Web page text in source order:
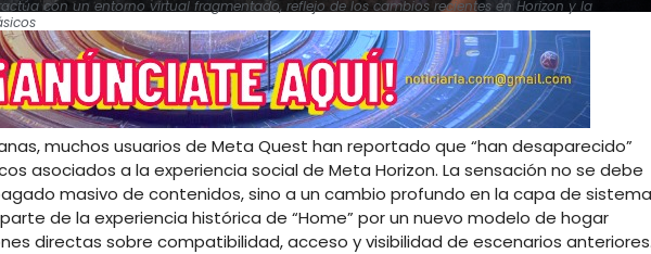
con un entorno virtual fragmentado, reflejo de los cambios recientes en Horizon y la
muchos usuarios de Meta Quest han reportado que “han desaparecido”
asociados a la experiencia social de Meta Horizon. La sensación no se debe
masivo de contenidos, sino a un cambio profundo en la capa de
de la experiencia histórica de “Home” por un nuevo modelo de hogar
directas sobre compatibilidad, acceso y visibilidad de escenarios anteriores.